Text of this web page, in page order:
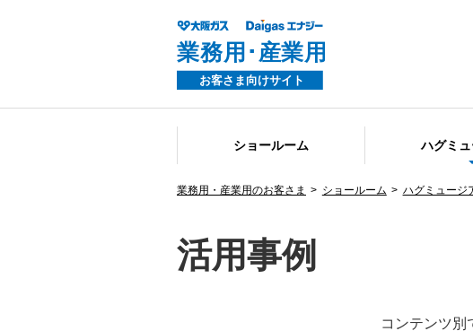
ショールーム ハグミ
業務用・産業用のお客さま ショールーム ハグミュージ
活用事例
コンテンツ別